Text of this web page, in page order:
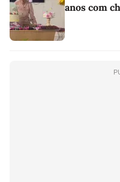
anos com